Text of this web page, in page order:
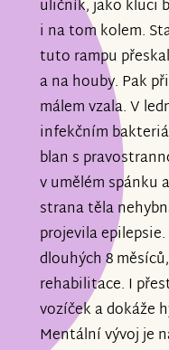
uličník, jako kluci
i na tom kolem.
tuto rampu
a na houby. Pak
málem vzala. V
infekčním
blan s
v umělém spánku
strana těla
projevila
dlouhých 8
rehabilitace. I
vozíček a dokáže
Mentální vývoj je